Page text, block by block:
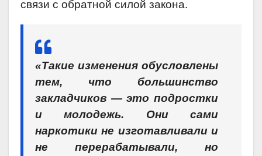
связи с обратной силой закона.
«Такие изменения обусловлены
тем, что большинство
закладчиков — это подростки
и молодежь. Они сами
наркотики не изготавливали и
не перерабатывали, но